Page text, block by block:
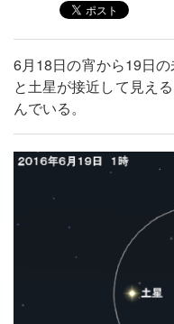
6月18日の宵から19日
と土星が接近して見え
んでいる。